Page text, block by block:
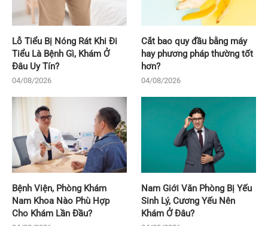
Lỗ Tiểu Bị Nóng Rát Khi Đi
Tiểu Là Bệnh Gì, Khám Ở
Đâu Uy Tín?
04/08/2026
Cắt bao quy đầu bằng máy
hay phương pháp thường tốt
hơn?
04/08/2026
Bệnh Viện, Phòng Khám
Nam Khoa Nào Phù Hợp
Cho Khám Lần Đầu?
Nam Giới Văn Phòng Bị Yếu
Sinh Lý, Cương Yếu Nên
Khám Ở Đâu?